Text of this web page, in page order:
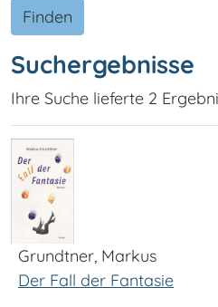
Finden
Suchergebnisse
Ihre Suche lieferte 2
Grundtner, Markus
Der Fall der Fantasie